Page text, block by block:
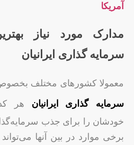
آمریکا
مدارک مورد نیاز
سرمایه گذاری ایرانیان
معمولا کشورهای مختلف
سرمایه گذاری ایرانیان هر
خودشان را برای جذب
برخی موارد در بین آنها